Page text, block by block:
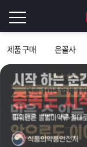
제품 구매 은꼴사
그
인
이
필
로
Q&A